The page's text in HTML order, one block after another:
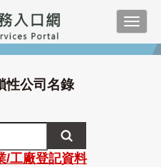
性公司名錄
/工廠登記資料